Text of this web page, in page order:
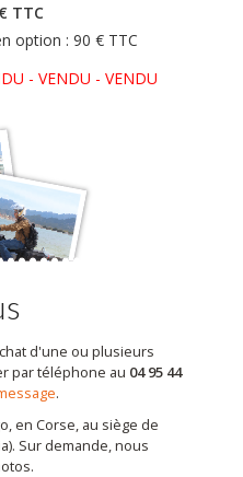
TTC
option : 90 € TTC
- VENDU - VENDU
d'une ou plusieurs
par téléphone au 04 95 44
.
en Corse, au siège de
Sur demande, nous